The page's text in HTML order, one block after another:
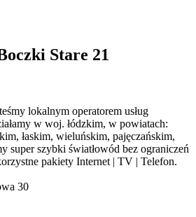
Stare 21
lokalnym operatorem usług
w woj. łódzkim, w powiatach:
łaskim, wieluńskim, pajęczańskim,
super szybki światłowód bez ograniczeń
pakiety Internet | TV | Telefon.
30